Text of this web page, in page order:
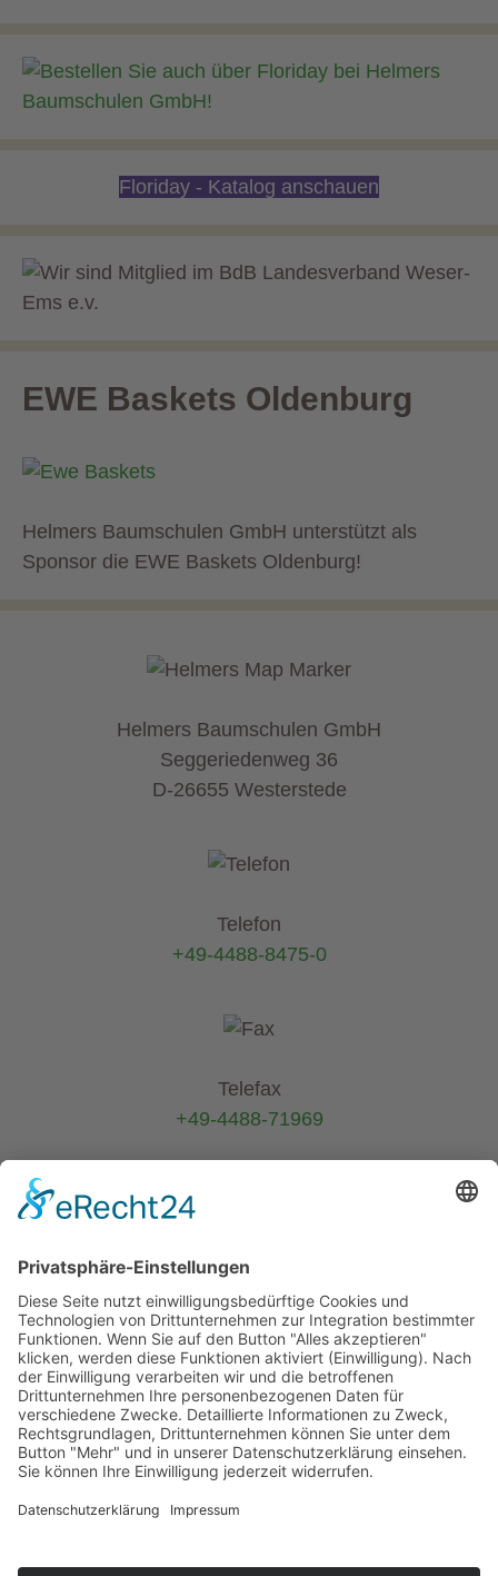
Floriday - Katalog anschauen
EWE Baskets Oldenburg
Helmers Baumschulen GmbH unterstützt als
Sponsor die EWE Baskets Oldenburg!
Helmers Baumschulen GmbH
Seggeriedenweg 36
D-26655 Westerstede
Telefon
+49-4488-8475-0
Telefax
+49-4488-71969
info@helmers.de
Kein Pflanzenverkauf an Privatkunden-
Verkauf ausschließlich an Pflanzen-
Wiederverkäufer (B2B)
Alle Texte und Fotos sind urheberrechtlich
Verwendung in anderen Medien gestattet.